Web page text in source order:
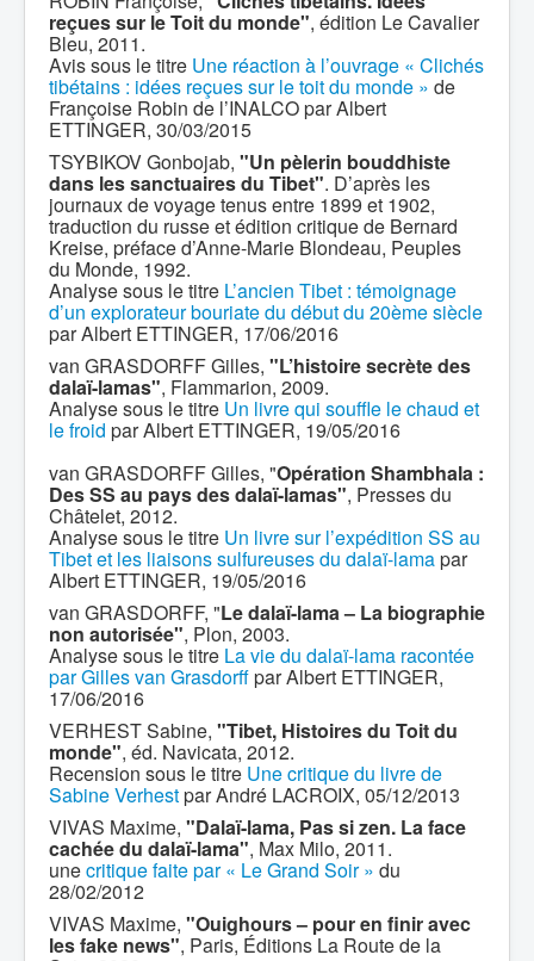
reçues sur le Toit du monde", édition Le Cavalier
Bleu, 2011.
Avis sous le titre Une réaction à l’ouvrage « Clichés
tibétains : idées reçues sur le toit du monde » de
Françoise Robin de l’INALCO par Albert
ETTINGER, 30/03/2015
TSYBIKOV Gonbojab, "Un pèlerin bouddhiste
dans les sanctuaires du Tibet". D’après les
journaux de voyage tenus entre 1899 et 1902,
traduction du russe et édition critique de Bernard
Kreise, préface d’Anne-Marie Blondeau, Peuples
du Monde, 1992.
Analyse sous le titre L’ancien Tibet : témoignage
d’un explorateur bouriate du début du 20ème siècle
par Albert ETTINGER, 17/06/2016
van GRASDORFF Gilles, "L’histoire secrète des
dalaï-lamas", Flammarion, 2009.
Analyse sous le titre Un livre qui souffle le chaud et
le froid par Albert ETTINGER, 19/05/2016
van GRASDORFF Gilles, "Opération Shambhala :
Des SS au pays des dalaï-lamas", Presses du
Châtelet, 2012.
Analyse sous le titre Un livre sur l’expédition SS au
Tibet et les liaisons sulfureuses du dalaï-lamapar
Albert ETTINGER, 19/05/2016
van GRASDORFF, "Le dalaï-lama – La biographie
non autorisée", Plon, 2003.
Analyse sous le titre La vie du dalaï-lama racontée
par Gilles van Grasdorffpar Albert ETTINGER,
17/06/2016
VERHEST Sabine, "Tibet, Histoires du Toit du
monde", éd. Navicata, 2012.
Recension sous le titre Une critique du livre de
Sabine Verhestpar André LACROIX, 05/12/2013
VIVAS Maxime, "Dalaï-lama, Pas si zen. La face
cachée du dalaï-lama", Max Milo, 2011.
unecritique faite par « Le Grand Soir » du
28/02/2012
VIVAS Maxime, "Ouighours – pour en finir avec
les fake news", Paris, Éditions La Route de la